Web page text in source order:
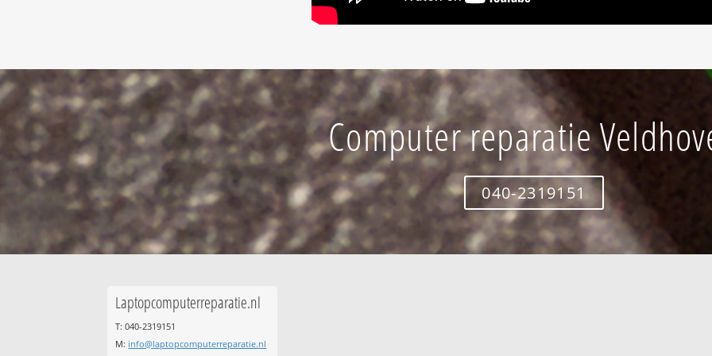
Computer reparatie
040-2319151
Laptopcomputerreparatie.nl
T: 040-2319151
M: info@laptopcomputerreparatie.nl